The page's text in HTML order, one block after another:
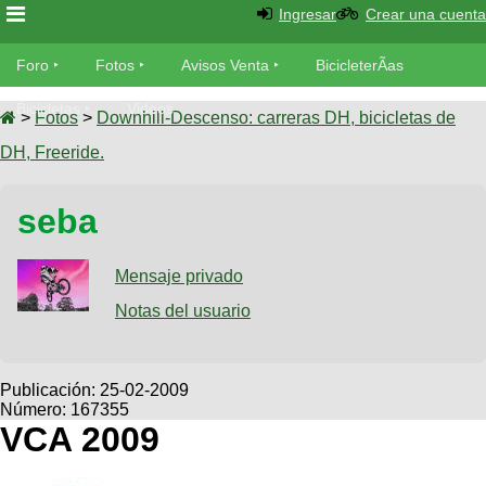
Foro
Foro
TÃ©cnica
Fotos
tu foto
Galeria
XC
Viajes
Descenso
SUBÃ
tu
Buscar
Ultimos
Fotos
BicicleterÃ­
as
Bicicletas
Tandem
Videos
Cicloturismo
Ingresar Crear una cuenta
Foro Fotos Avisos Venta BicicleterÃ­as
Bicicletas Videos
> Fotos > Downhill-Descenso: carreras DH, bicicletas de
DH, Freeride.
seba
Mensaje privado
Notas del usuario
Publicación: 25-02-2009
Número: 167355
VCA 2009